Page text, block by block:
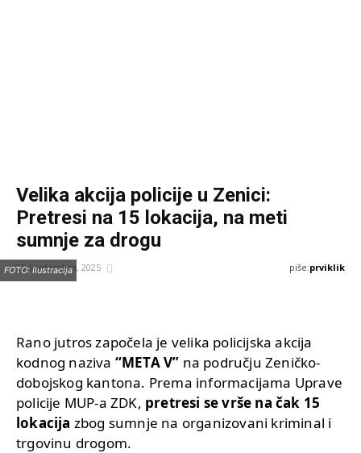
Velika akcija policije u Zenici:
Pretresi na 15 lokacija, na meti
sumnje za drogu
25 Septembra, 2025 piše:prviklik
FOTO: Ilustracija
Rano jutros započela je velika policijska akcija
kodnog naziva “META V” na području Zeničko-
dobojskog kantona. Prema informacijama Uprave
policije MUP-a ZDK, pretresi se vrše na čak 15
lokacija zbog sumnje na organizovani kriminal i
trgovinu drogom.